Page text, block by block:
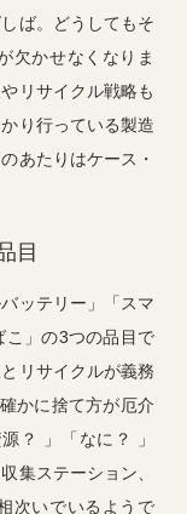
ば。どうしてもそ
欠かせなくなりま
リサイクル戦略も
り行っている製造
あたりはケース・
目
ッテリー」「スマ
こ」の3つの品目で
リサイクルが義務
かに捨て方が厄介
？ 」「なに？ 」
集ステーション、
次いでいるようで